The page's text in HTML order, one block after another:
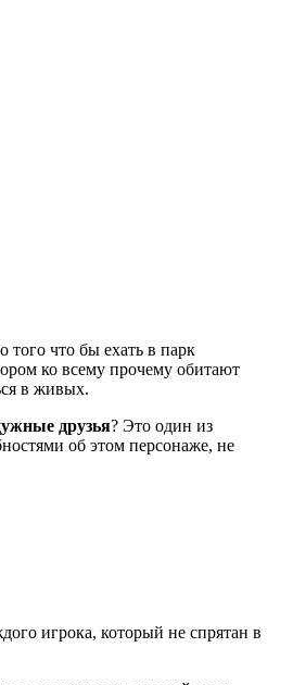
что бы ехать в парк
ко всему прочему обитают
в живых.
друзья? Это один из
об этом персонаже, не
игрока, который не спрятан в